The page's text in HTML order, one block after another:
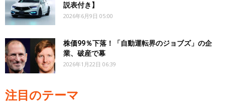
説表付き】
2026年6月9日 05:00
株価99％下落！「自動運転界のジョブズ」の企
業、破産で幕
2026年1月22日 06:39
注目のテーマ